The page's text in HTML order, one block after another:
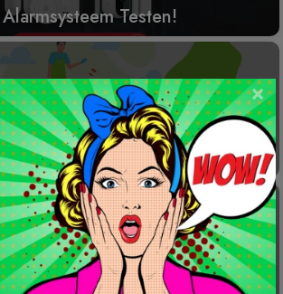
Testen!
GRATIS je container reinigen
elektrische kachel t.w.v. €
×